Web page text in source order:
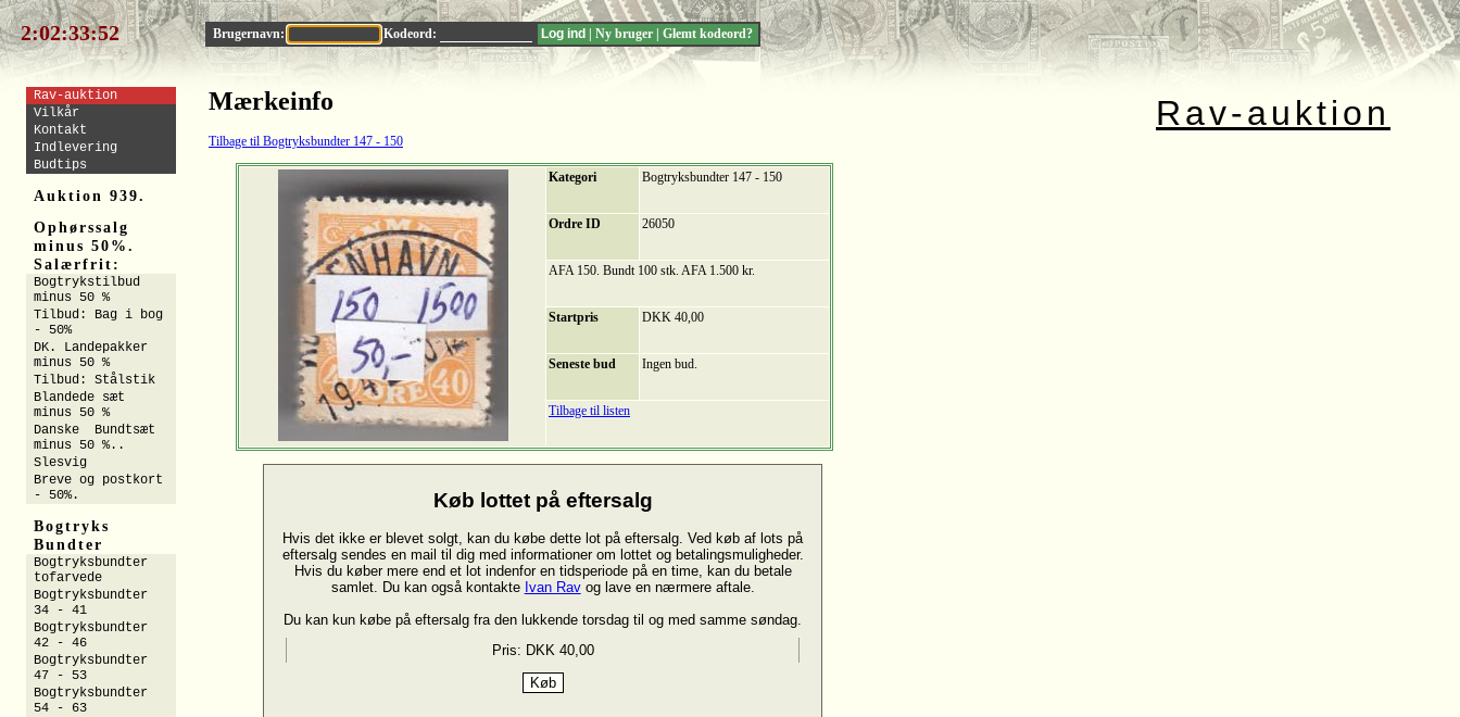
2:02:33:52 Brugernavn: Kodeord: Ny bruger Glemt kodeord?
Rav-auktion
Mærkeinfo
Tilbage til Bogtryksbundter 147 - 150
Kategori Bogtryksbundter 147 - 150
Ordre ID 26050
AFA 150. Bundt 100 stk. AFA 1.500 kr.
Startpris DKK 40,00
Seneste bud Ingen bud.
Tilbage til listen
Køb lottet på eftersalg
Hvis det ikke er blevet solgt, kan du købe dette lot på eftersalg. Ved køb af lots på
eftersalg sendes en mail til dig med informationer om lottet og betalingsmuligheder.
Hvis du køber mere end et lot indenfor en tidsperiode på en time, kan du betale
samlet. Du kan også kontakte Ivan Ravog lave en nærmere aftale.
Du kan kun købe på eftersalg fra den lukkende torsdag til og med samme søndag.
Pris: DKK 40,00
Rav-auktion
Vilkår
Kontakt
Indlevering
Budtips
Auktion 939.
Ophørssalg
minus 50%.
Salærfrit:
Bogtrykstilbud
minus 50 %
Tilbud: Bag i bog
- 50%
DK. Landepakker
minus 50 %
Tilbud: Stålstik
Blandede sæt
minus 50 %
Danske Bundtsæt
minus 50 %..
Slesvig
Breve og postkort
- 50%.
Bogtryks
Bundter
Bogtryksbundter
tofarvede
Bogtryksbundter
34 - 41
Bogtryksbundter
42 - 46
Bogtryksbundter
47 - 53
Bogtryksbundter
54 - 63